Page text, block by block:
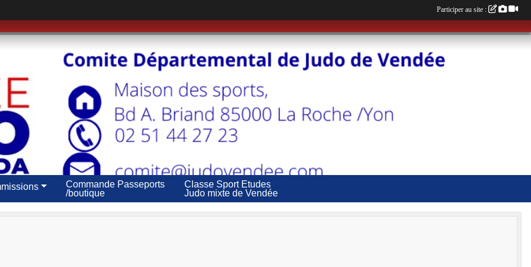
Commande Passeports
/boutique
Classe Sport Etudes
Judo mixte de Vendée
Participer au site :